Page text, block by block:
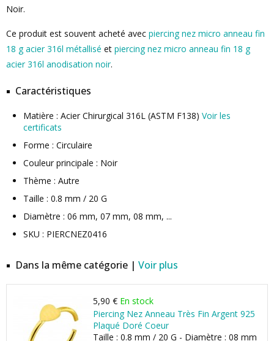
Noir.
Ce produit est souvent acheté avec piercing nez micro anneau fin
18 g acier 316l métallisé et piercing nez micro anneau fin 18 g
acier 316l anodisation noir.
Caractéristiques
Matière : Acier Chirurgical 316L (ASTM F138) Voir les
certificats
Forme : Circulaire
Couleur principale : Noir
Thème : Autre
Taille : 0.8 mm / 20 G
Diamètre : 06 mm, 07 mm, 08 mm, ...
SKU : PIERCNEZ0416
Dans la même catégorie | Voir plus
5,90 € En stock
Piercing Nez Anneau Très Fin Argent 925
Plaqué Doré Coeur
Taille : 0.8 mm / 20 G - Diamètre : 08 mm